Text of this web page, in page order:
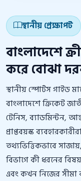
স্থানীয় প্রেক্ষাপট
বাংলাদেশে
করে বোঝা
স্থানীয় স্পোর্টস গাইড
বাংলাদেশে ক্রিকেট
টেনিস, ব্যাডমিন্টন,
প্রাপ্তবয়স্ক
তথ্যভিত্তিকভাবে
বিভাগে কী ধরনের
এবং কখন নিজের সীমা